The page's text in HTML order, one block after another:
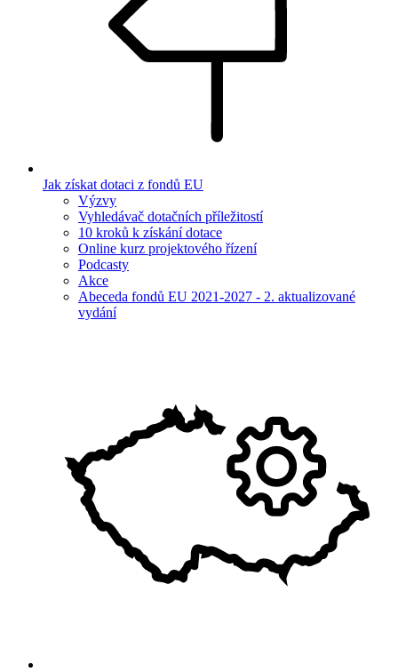
Jak získat dotaci z fondů EU
Výzvy
Vyhledávač dotačních příležitostí
10 kroků k získání dotace
Online kurz projektového řízení
Podcasty
Akce
Abeceda fondů EU 2021-2027 - 2. aktualizované
vydání